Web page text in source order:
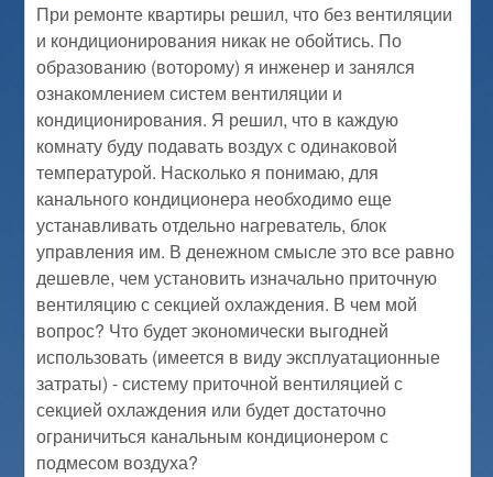
При ремонте квартиры решил, что без вентиляции
и кондиционирования никак не обойтись. По
образованию (воторому) я инженер и занялся
ознакомлением систем вентиляции и
кондиционирования. Я решил, что в каждую
комнату буду подавать воздух с одинаковой
температурой. Насколько я понимаю, для
канального кондиционера необходимо еще
устанавливать отдельно нагреватель, блок
управления им. В денежном смысле это все равно
дешевле, чем установить изначально приточную
вентиляцию с секцией охлаждения. В чем мой
вопрос? Что будет экономически выгодней
использовать (имеется в виду эксплуатационные
затраты) - систему приточной вентиляцией с
секцией охлаждения или будет достаточно
ограничиться канальным кондиционером с
подмесом воздуха?